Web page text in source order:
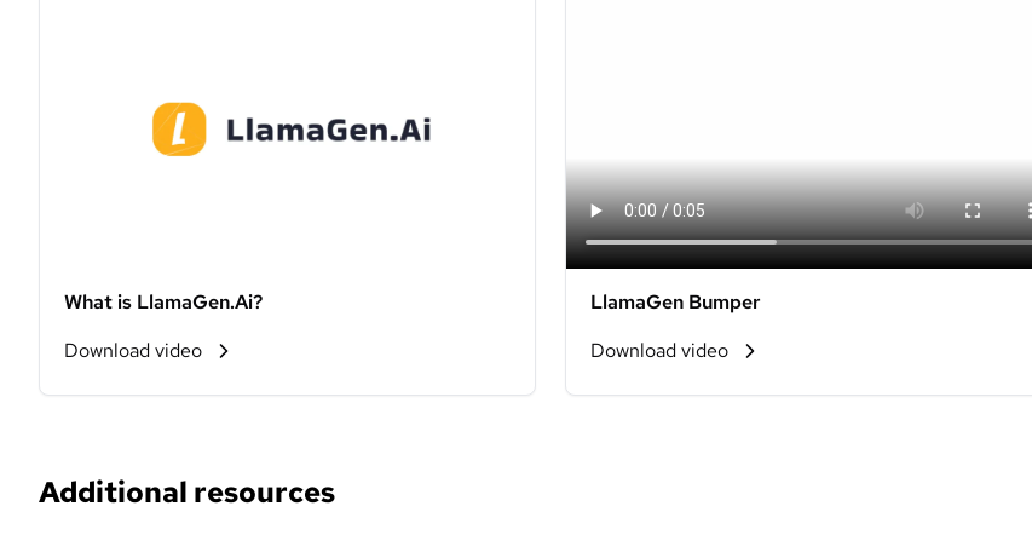
What is LlamaGen.Ai?
Download video
LlamaGen Bumper
Download video
Additional resources